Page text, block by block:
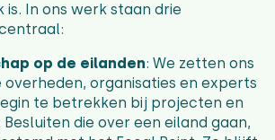
is. In ons werk staan drie
op de eilanden: We zetten ons
overheden, organisaties en experts
te betrekken bij projecten en
die over een eiland gaan,